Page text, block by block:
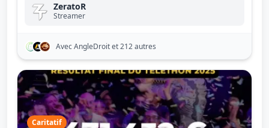
ZeratoR
Streamer
Avec AngleDroitet 212 autres
Caritatif